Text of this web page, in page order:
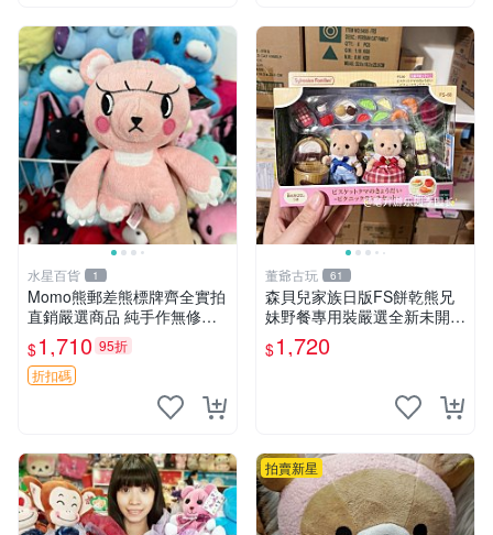
水星百貨 1
Momo熊郵差熊標牌齊全實拍
直銷嚴選商品 純手作無修圖
可收藏 郵差熊 Momo熊 標牌
商品
$1,710 95折
折扣碼
董爺古玩 61
森貝兒家族日版FS餅乾熊兄
妹野餐專用裝嚴選全新未開
封，包含兩組大童款紙盒裝，
適合收藏與分享。 餅乾熊兄
$1,720
拍賣新星